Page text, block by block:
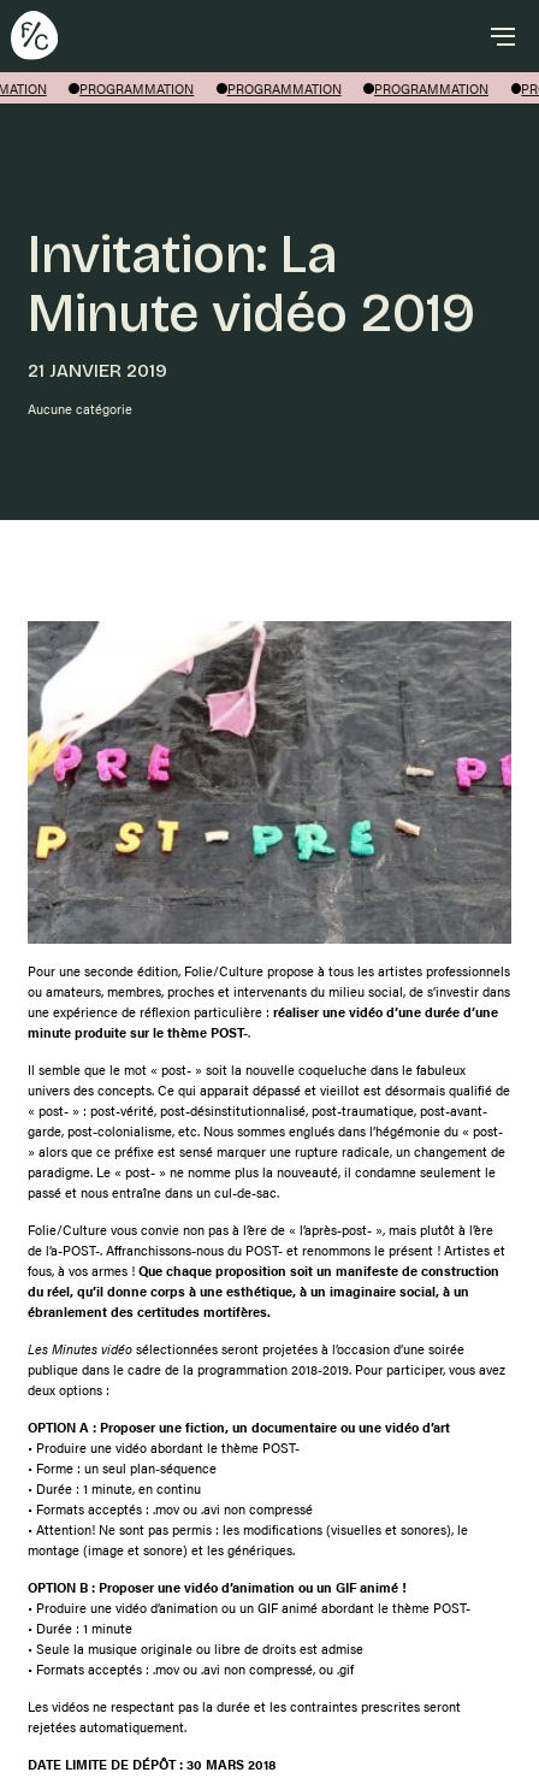
PROGRAMMATION PROGRAMMATION PROGRAMMATION
Rechercher
Invitation: La
Minute vidéo 2019
21 JANVIER 2019
Aucune catégorie
Pour une seconde édition, Folie/Culture propose à tous les artistes professionnels
ou amateurs, membres, proches et intervenants du milieu social, de s’investir dans
une expérience de réflexion particulière :réaliser une vidéo d’une durée d’une
minute produite sur le thème POST-.
Il semble que le mot « post- » soit la nouvelle coqueluche dans le fabuleux
univers des concepts. Ce qui apparait dépassé et vieillot est désormais qualifié de
« post- » : post-vérité, post-désinstitutionnalisé, post-traumatique, post-avant-
garde, post-colonialisme, etc. Nous sommes englués dans l’hégémonie du « post-
» alors que ce préfixe est sensé marquer une rupture radicale, un changement de
paradigme. Le « post- » ne nomme plus la nouveauté, il condamne seulement le
passé et nous entraîne dans un cul-de-sac.
Folie/Culture vous convie non pas à l’ère de « l’après-post- », mais plutôt à l’ère
de l’a-POST-. Affranchissons-nous du POST- et renommons le présent ! Artistes et
fous, à vos armes !Que chaque proposition soit un manifeste de construction
du réel, qu’il donne corps à une esthétique, à un imaginaire social, à un
ébranlement des certitudes mortifères.
Les Minutes vidéo sélectionnées seront projetées à l’occasion d’une soirée
publique dans le cadre de la programmation 2018-2019. Pour participer, vous avez
deux options :
OPTION A : Proposer une fiction, un documentaire ou une vidéo d’art
• Produire une vidéo abordant le thème POST-
• Forme : un seul plan-séquence
• Durée : 1 minute, en continu
• Formats acceptés : .mov ou .avi non compressé
• Attention! Ne sont pas permis : les modifications (visuelles et sonores), le
montage (image et sonore) et les génériques.
OPTION B : Proposer une vidéo d’animation ou un GIF animé !
• Produire une vidéo d’animation ou un GIF animé abordant le thème POST-
• Durée : 1 minute
• Seule la musique originale ou libre de droits est admise
• Formats acceptés : .mov ou .avi non compressé, ou .gif
Les vidéos ne respectant pas la durée et les contraintes prescrites seront
rejetées automatiquement.
DATE LIMITE DE DÉPÔT : 30 MARS 2018